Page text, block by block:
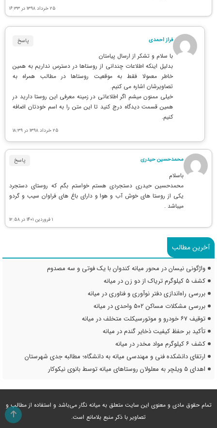
۲۵ خرداد ۱۳۹۸ در ۱۶:۳۳
فراز احمدی پاسخ
با سلام و تشکر از ارسال پیامتان
بدلیل اینکه اطلاعات چندانی از روستاها در دسترس نداریم به همین
خاطر معمولا فقط به موقعیت روستاها در مطالب همراه به
تصاویرشان اشاره می کنیم.
خیلی ممنون میشم اگر اطلاعاتی در زمینه معرفی این روستا دارید در
همین قسمت دیدگاه درج کنید تا این متن را به اسم خودتان اضافه
کنیم.
۲۵ خرداد ۱۳۹۸ در ۱۸:۳۹
محمدحسین حیدری پاسخ
باسلام
محمدحسین حیدری دستجردی هستم خواستم بگم که روستای دستجرد
یکی از روستا های خوش آب و هوا و دارای باغ های فراوان سیب و گردو
میباشد .
۱ فروردین ۱۴۰۱ در ۱۲:۵۸
آخرین مطالب
واژگونی نیسان در محور میانه کندوان با یک فوتی و سه مصدوم
کشف ۵ کیلوگرم تریاک از دو زن در میانه
بررسی راه‌اندازی دفتر نوآوری و فناوری در میانه
بررسی مشکلات مساکن ۵۰۲ واحدی در میانه
توقیف ۶۷ خودرو و موتورسیکلت متخلف در میانه
تأکید بر حفظ کیفیت ذخایر گندم در میانه
کشف ۶ کیلوگرم مواد مخدر در میانه
ارتقای دانشکده فنی و مهندسی میانه به دانشگاه؛ مطالبه جدی شهرستان
اهدای ۵ ویلچر به معلولان روستاهای میانه توسط بانوی نیکوکار
تمام حقوق مادی و معنوی این سایت متعلق به میانه نگار می‌باشد و استفاده از مطالب و
تصاویر با ذکر منبع بلامانع است.